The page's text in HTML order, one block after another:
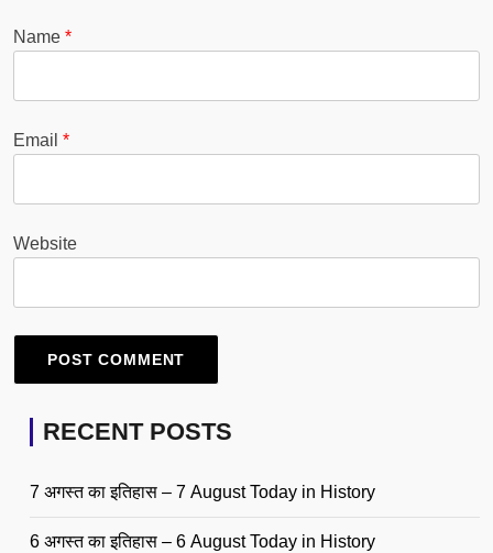
Name *
Email *
Website
RECENT POSTS
7 अगस्त का इतिहास – 7 August Today in History
6 अगस्त का इतिहास – 6 August Today in History